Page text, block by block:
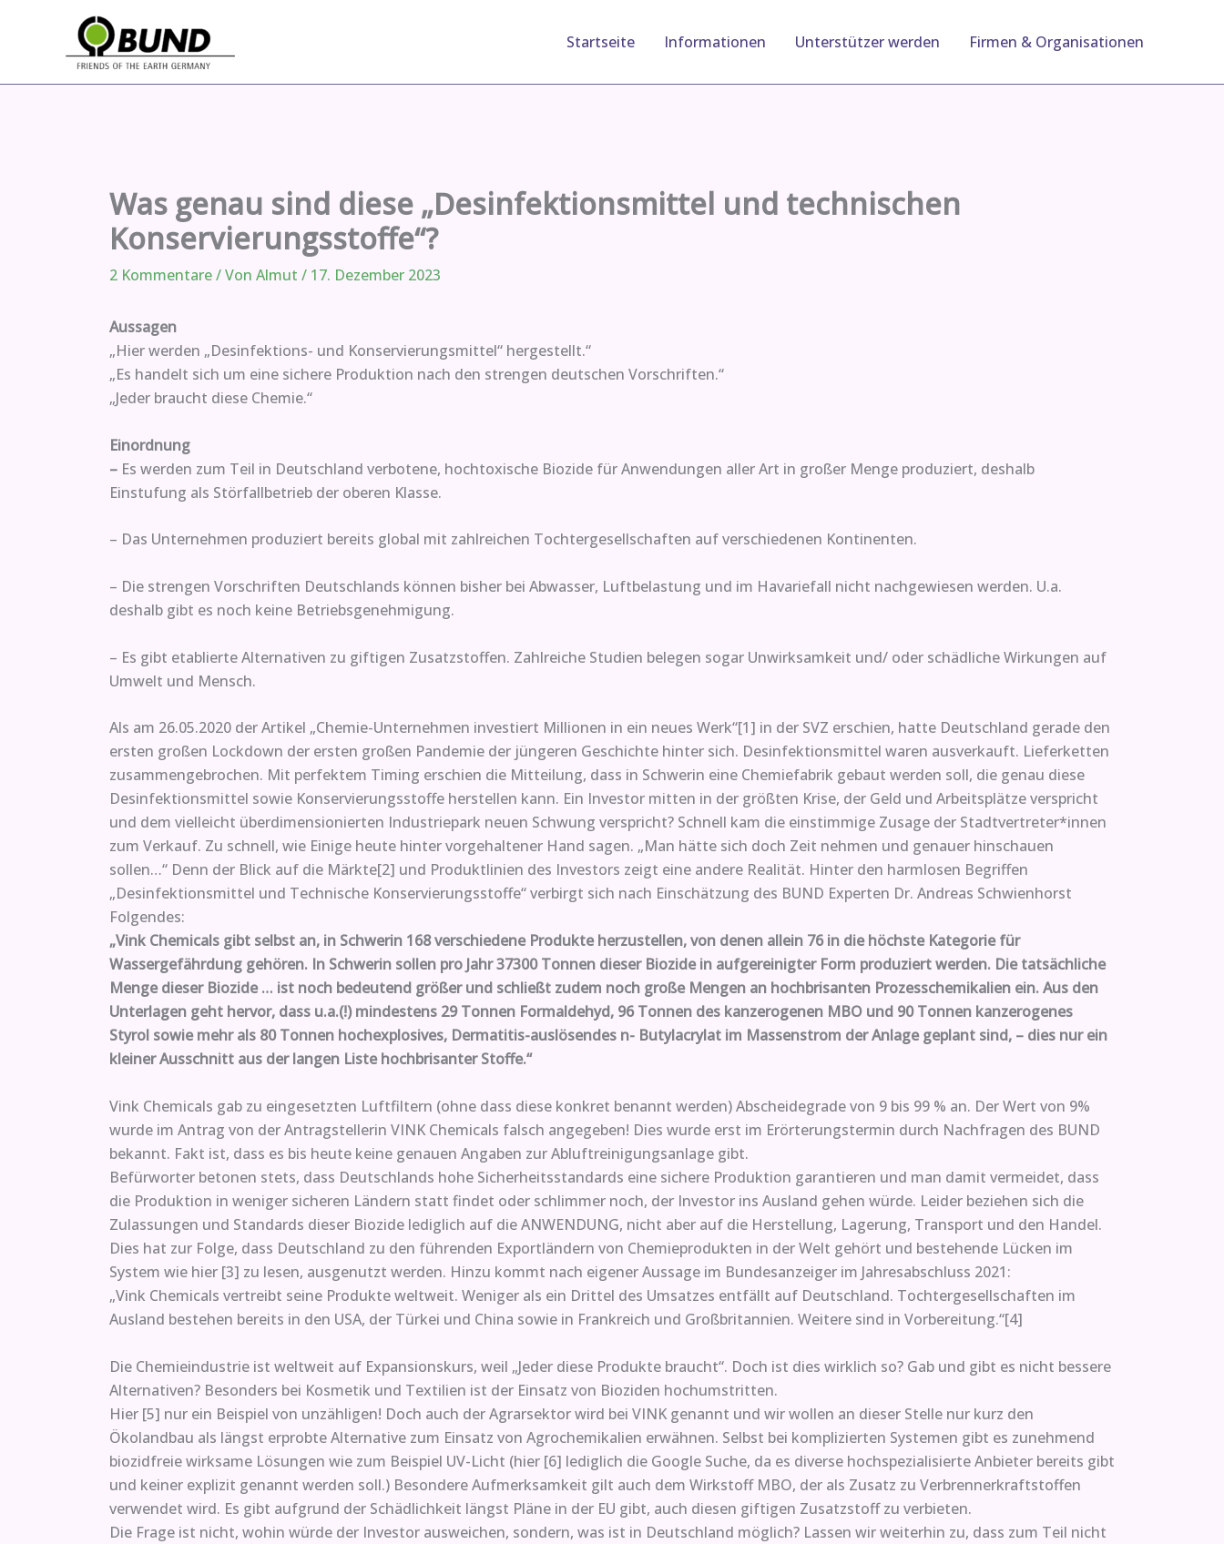
Startseite Informationen Unterstützer werden Firmen & Organisationen
Was genau sind diese „Desinfektionsmittel und technischen
Konservierungsstoffe“?
2 Kommentare/ Von Almut / 17. Dezember 2023
Aussagen
„Hier werden „Desinfektions- und Konservierungsmittel“ hergestellt.“
„Es handelt sich um eine sichere Produktion nach den strengen deutschen Vorschriften.“
„Jeder braucht diese Chemie.“
Einordnung
– Es werden zum Teil in Deutschland verbotene, hochtoxische Biozide für Anwendungen aller Art in großer Menge produziert, deshalb
Einstufung als Störfallbetrieb der oberen Klasse.
– Das Unternehmen produziert bereits global mit zahlreichen Tochtergesellschaften auf verschiedenen Kontinenten.
– Die strengen Vorschriften Deutschlands können bisher bei Abwasser, Luftbelastung und im Havariefall nicht nachgewiesen werden. U.a.
deshalb gibt es noch keine Betriebsgenehmigung.
– Es gibt etablierte Alternativen zu giftigen Zusatzstoffen. Zahlreiche Studien belegen sogar Unwirksamkeit und/ oder schädliche Wirkungen auf
Umwelt und Mensch.
Als am 26.05.2020 der Artikel „Chemie-Unternehmen investiert Millionen in ein neues Werk“[1] in der SVZ erschien, hatte Deutschland gerade den
ersten großen Lockdown der ersten großen Pandemie der jüngeren Geschichte hinter sich. Desinfektionsmittel waren ausverkauft. Lieferketten
zusammengebrochen. Mit perfektem Timing erschien die Mitteilung, dass in Schwerin eine Chemiefabrik gebaut werden soll, die genau diese
Desinfektionsmittel sowie Konservierungsstoffe herstellen kann. Ein Investor mitten in der größten Krise, der Geld und Arbeitsplätze verspricht
und dem vielleicht überdimensionierten Industriepark neuen Schwung verspricht? Schnell kam die einstimmige Zusage der Stadtvertreter*innen
zum Verkauf. Zu schnell, wie Einige heute hinter vorgehaltener Hand sagen. „Man hätte sich doch Zeit nehmen und genauer hinschauen
sollen…“ Denn der Blick auf die Märkte[2] und Produktlinien des Investors zeigt eine andere Realität. Hinter den harmlosen Begriffen
„Desinfektionsmittel und Technische Konservierungsstoffe“ verbirgt sich nach Einschätzung des BUND Experten Dr. Andreas Schwienhorst
Folgendes:
„Vink Chemicals gibt selbst an, in Schwerin 168 verschiedene Produkte herzustellen, von denen allein 76 in die höchste Kategorie für
Wassergefährdung gehören. In Schwerin sollen pro Jahr 37300 Tonnen dieser Biozide in aufgereinigter Form produziert werden. Die tatsächliche
Menge dieser Biozide … ist noch bedeutend größer und schließt zudem noch große Mengen an hochbrisanten Prozesschemikalien ein. Aus den
Unterlagen geht hervor, dass u.a.(!) mindestens 29 Tonnen Formaldehyd, 96 Tonnen des kanzerogenen MBO und 90 Tonnen kanzerogenes
Styrol sowie mehr als 80 Tonnen hochexplosives, Dermatitis-auslösendes n- Butylacrylat im Massenstrom der Anlage geplant sind, – dies nur ein
kleiner Ausschnitt aus der langen Liste hochbrisanter Stoffe.“
Vink Chemicals gab zu eingesetzten Luftfiltern (ohne dass diese konkret benannt werden) Abscheidegrade von 9 bis 99 % an. Der Wert von 9%
wurde im Antrag von der Antragstellerin VINK Chemicals falsch angegeben! Dies wurde erst im Erörterungstermin durch Nachfragen des BUND
bekannt. Fakt ist, dass es bis heute keine genauen Angaben zur Abluftreinigungsanlage gibt.
Befürworter betonen stets, dass Deutschlands hohe Sicherheitsstandards eine sichere Produktion garantieren und man damit vermeidet, dass
die Produktion in weniger sicheren Ländern statt findet oder schlimmer noch, der Investor ins Ausland gehen würde. Leider beziehen sich die
Zulassungen und Standards dieser Biozide lediglich auf die ANWENDUNG, nicht aber auf die Herstellung, Lagerung, Transport und den Handel.
Dies hat zur Folge, dass Deutschland zu den führenden Exportländern von Chemieprodukten in der Welt gehört und bestehende Lücken im
System wie hier [3] zu lesen, ausgenutzt werden. Hinzu kommt nach eigener Aussage im Bundesanzeiger im Jahresabschluss 2021:
„Vink Chemicals vertreibt seine Produkte weltweit. Weniger als ein Drittel des Umsatzes entfällt auf Deutschland. Tochtergesellschaften im
Ausland bestehen bereits in den USA, der Türkei und China sowie in Frankreich und Großbritannien. Weitere sind in Vorbereitung.“[4]
Die Chemieindustrie ist weltweit auf Expansionskurs, weil „Jeder diese Produkte braucht“. Doch ist dies wirklich so? Gab und gibt es nicht bessere
Alternativen? Besonders bei Kosmetik und Textilien ist der Einsatz von Bioziden hochumstritten.
Hier [5] nur ein Beispiel von unzähligen! Doch auch der Agrarsektor wird bei VINK genannt und wir wollen an dieser Stelle nur kurz den
Ökolandbau als längst erprobte Alternative zum Einsatz von Agrochemikalien erwähnen. Selbst bei komplizierten Systemen gibt es zunehmend
biozidfreie wirksame Lösungen wie zum Beispiel UV-Licht (hier [6] lediglich die Google Suche, da es diverse hochspezialisierte Anbieter bereits gibt
und keiner explizit genannt werden soll.) Besondere Aufmerksamkeit gilt auch dem Wirkstoff MBO, der als Zusatz zu Verbrennerkraftstoffen
verwendet wird. Es gibt aufgrund der Schädlichkeit längst Pläne in der EU gibt, auch diesen giftigen Zusatzstoff zu verbieten.
Die Frage ist nicht, wohin würde der Investor ausweichen, sondern, was ist in Deutschland möglich? Lassen wir weiterhin zu, dass zum Teil nicht